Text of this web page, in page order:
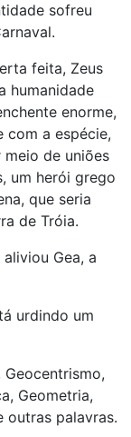
sofreu
feita, Zeus
humanidade
enorme,
com a espécie,
de uniões
um herói grego
que seria
de Tróia.
Gea, a
urdindo um
Geocentrismo,
Geometria,
outras palavras.